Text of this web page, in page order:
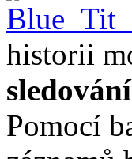
historii
Pomocí